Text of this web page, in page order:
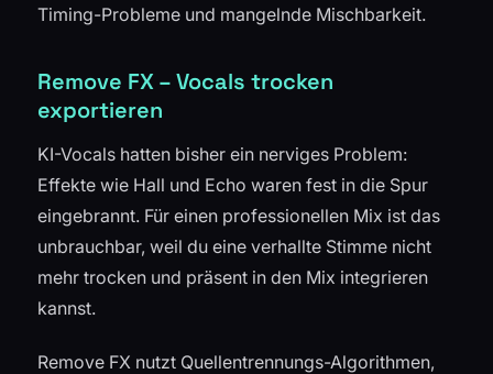
Timing-Probleme und mangelnde Mischbarkeit.
Remove FX – Vocals trocken
exportieren
KI-Vocals hatten bisher ein nerviges Problem:
Effekte wie Hall und Echo waren fest in die Spur
eingebrannt. Für einen professionellen Mix ist das
unbrauchbar, weil du eine verhallte Stimme nicht
mehr trocken und präsent in den Mix integrieren
kannst.
Remove FX nutzt Quellentrennungs-Algorithmen,